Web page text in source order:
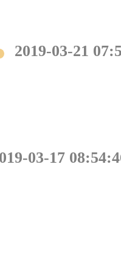
2019-03-21
03-17